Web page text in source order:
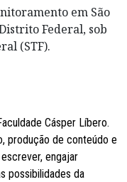
em São
Federal, sob
(STF).
Cásper Líbero.
produção de conteúdo e
engajar
possibilidades da